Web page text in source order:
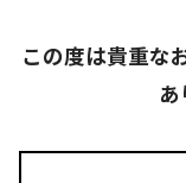
この度は貴重な